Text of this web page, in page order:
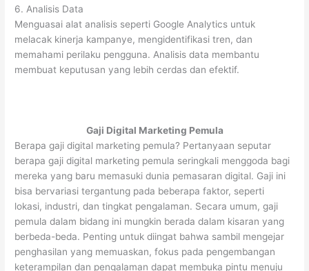
6. Analisis Data
Menguasai alat analisis seperti Google Analytics untuk
melacak kinerja kampanye, mengidentifikasi tren, dan
memahami perilaku pengguna. Analisis data membantu
membuat keputusan yang lebih cerdas dan efektif.
Gaji Digital Marketing Pemula
Berapa gaji digital marketing pemula? Pertanyaan seputar
berapa gaji digital marketing pemula seringkali menggoda bagi
mereka yang baru memasuki dunia pemasaran digital. Gaji ini
bisa bervariasi tergantung pada beberapa faktor, seperti
lokasi, industri, dan tingkat pengalaman. Secara umum, gaji
pemula dalam bidang ini mungkin berada dalam kisaran yang
berbeda-beda. Penting untuk diingat bahwa sambil mengejar
penghasilan yang memuaskan, fokus pada pengembangan
keterampilan dan pengalaman dapat membuka pintu menuju